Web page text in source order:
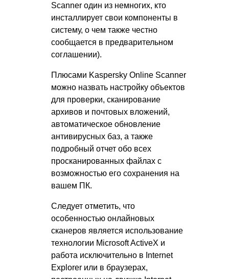
Scanner один из немногих, кто
инсталлирует свои компоненты в
систему, о чем также честно
сообщается в предварительном
соглашении).
Плюсами Kaspersky Online Scanner
можно назвать настройку объектов
для проверки, сканирование
архивов и почтовых вложений,
автоматическое обновление
антивирусных баз, а также
подробный отчет обо всех
просканированных файлах с
возможностью его сохранения на
вашем ПК.
Следует отметить, что
особенностью онлайновых
сканеров является использование
технологии Microsoft ActiveX и
работа исключительно в Internet
Explorer или в браузерах,